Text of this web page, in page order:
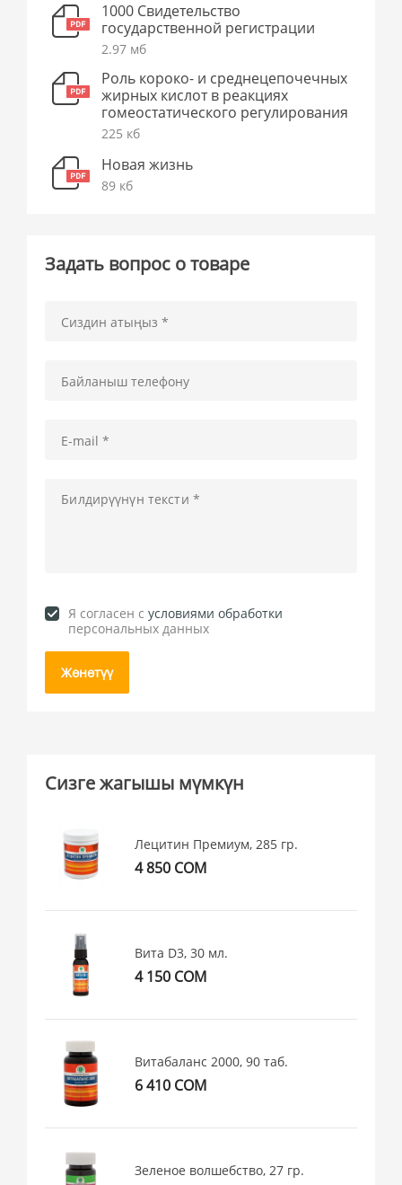
1000 Свидетельство
государственной регистрации
2.97 мб
Роль короко- и среднецепочечных
жирных кислот в реакциях
гомеостатического регулирования
225 кб
Новая жизнь
89 кб
Задать вопрос о товаре
Я согласен cусловиями обработки
персональных данных
Жөнөтүү
Сизге жагышы мүмкүн
Лецитин Премиум, 285 гр.
4 850 СОМ
Вита D3, 30 мл.
4 150 СОМ
Витабаланс 2000, 90 таб.
6 410 СОМ
Зеленое волшебство, 27 гр.